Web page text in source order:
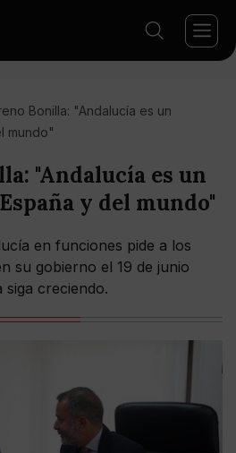
Bonilla: "Andalucía es un
mundo"
"Andalucía es un
y del mundo"
en funciones pide a los
su gobierno el 19 de junio
siga creciendo.